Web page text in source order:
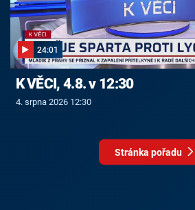
24:01
K VĚCI, 4.8. v 12:30
4. srpna 2026 12:30
Stránka pořadu